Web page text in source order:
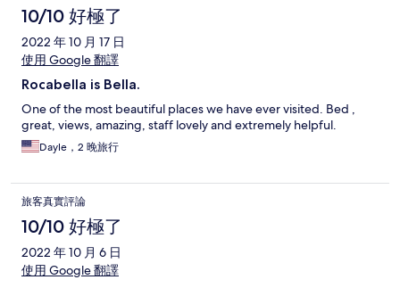
10/10 好極了
2022 年 10 月 17 日
使用 Google 翻譯
Rocabella is Bella.
One of the most beautiful places we have ever visited. Bed ,
great, views, amazing, staff lovely and extremely helpful.
Dayle，2 晚旅行
旅客真實評論
10/10 好極了
2022 年 10 月 6 日
使用 Google 翻譯